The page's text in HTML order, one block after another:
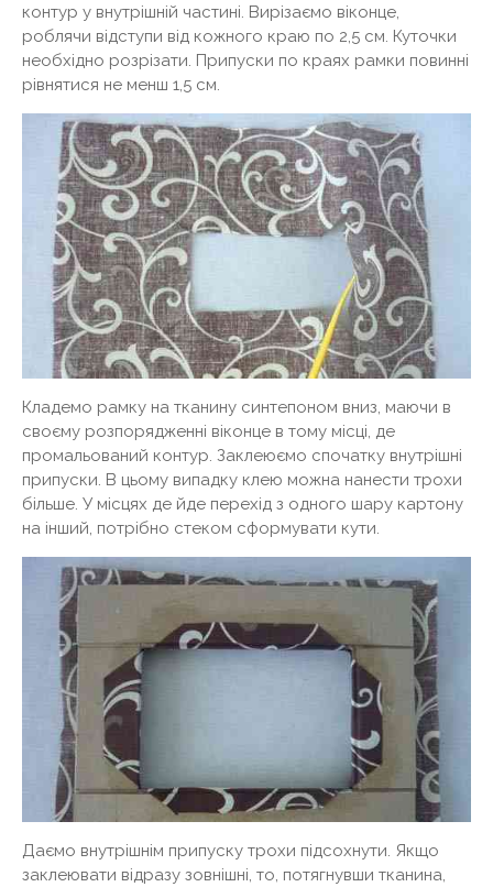
контур у внутрішній частині. Вирізаємо віконце,
роблячи відступи від кожного краю по 2,5 см. Куточки
необхідно розрізати. Припуски по краях рамки повинні
рівнятися не менш 1,5 см.
Кладемо рамку на тканину синтепоном вниз, маючи в
своєму розпорядженні віконце в тому місці, де
промальований контур. Заклеюємо спочатку внутрішні
припуски. В цьому випадку клею можна нанести трохи
більше. У місцях де йде перехід з одного шару картону
на інший, потрібно стеком сформувати кути.
Даємо внутрішнім припуску трохи підсохнути. Якщо
заклеювати відразу зовнішні, то, потягнувши тканина,